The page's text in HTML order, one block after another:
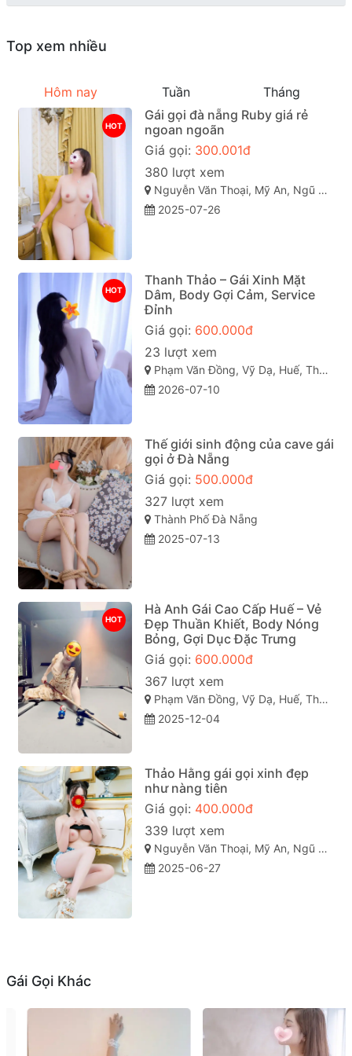
Top xem nhiều
Hôm nay Tuần Tháng
HOT
Gái gọi đà nẵng Ruby giá rẻ
ngoan ngoãn
Giá gọi: 300.001đ
380 lượt xem
Nguyễn Văn Thoại, Mỹ An, Ngũ Hành Sơn, Đà Nẵng
2025-07-26
HOT
Thanh Thảo – Gái Xinh Mặt
Dâm, Body Gợi Cảm, Service
Đỉnh
Giá gọi: 600.000đ
23 lượt xem
Phạm Văn Đồng, Vỹ Dạ, Huế, Thừa Thiên Huế
2026-07-10
Thế giới sinh động của cave gái
gọi ở Đà Nẵng
Giá gọi: 500.000đ
327 lượt xem
Thành Phố Đà Nẵng
2025-07-13
HOT
Hà Anh Gái Cao Cấp Huế – Vẻ
Đẹp Thuần Khiết, Body Nóng
Bỏng, Gợi Dục Đặc Trưng
Giá gọi: 600.000đ
367 lượt xem
Phạm Văn Đồng, Vỹ Dạ, Huế, Thừa Thiên Huế
2025-12-04
Thảo Hằng gái gọi xinh đẹp
như nàng tiên
Giá gọi: 400.000đ
339 lượt xem
Nguyễn Văn Thoại, Mỹ An, Ngũ Hành Sơn, Đà Nẵng
2025-06-27
Gái Gọi Khác